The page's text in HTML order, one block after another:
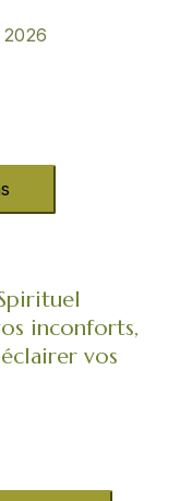
inconforts,
vos